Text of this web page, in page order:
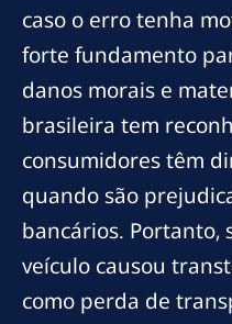
caso o erro tenha
forte fundamento
danos morais e
brasileira tem
consumidores têm
quando são
bancários. Portanto,
veículo causou
como perda de